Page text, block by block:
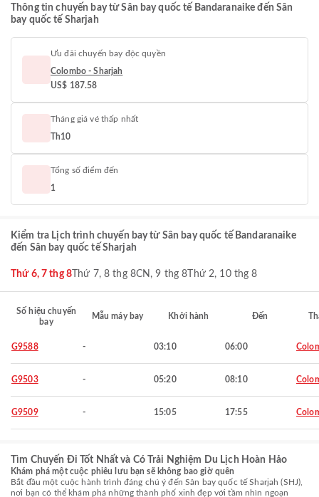
Thông tin chuyến bay từ Sân bay quốc tế Bandaranaike đến Sân
bay quốc tế Sharjah
Ưu đãi chuyến bay độc quyền
Colombo - Sharjah
US$ 187.58
Tháng giá vé thấp nhất
Th10
Tổng số điểm đến
1
Kiểm tra Lịch trình chuyến bay từ Sân bay quốc tế Bandaranaike
đến Sân bay quốc tế Sharjah
Thứ 6, 7 thg 8Thứ 7, 8 thg 8CN, 9 thg 8 Thứ 2, 10 thg 8
Số hiệu chuyến
bay
Mẫu máy bay Khởi hành Đến
G9588 - 03:10 06:00
G9503 - 05:20 08:10
G9509 - 15:05 17:55
Tìm Chuyến Đi Tốt Nhất và Có Trải Nghiệm Du Lịch Hoàn Hảo
Khám phá một cuộc phiêu lưu bạn sẽ không bao giờ quên
Bắt đầu một cuộc hành trình đáng chú ý đến Sân bay quốc tế Sharjah (SHJ),
nơi bạn có thể khám phá những thành phố xinh đẹp với tầm nhìn ngoạn